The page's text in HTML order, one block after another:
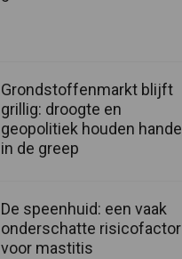
Grondstoffenmarkt blijft
grillig: droogte en
geopolitiek houden handel
in de greep
De speenhuid: een vaak
onderschatte risicofactor
voor mastitis